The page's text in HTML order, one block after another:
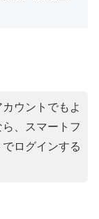
ウントでもよ
、スマートフ
ログインする